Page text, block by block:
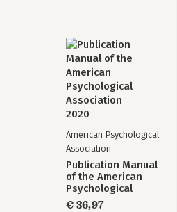
American Psychological
Association
Publication Manual
of the American
Psychological
Association 2020
€ 36,97